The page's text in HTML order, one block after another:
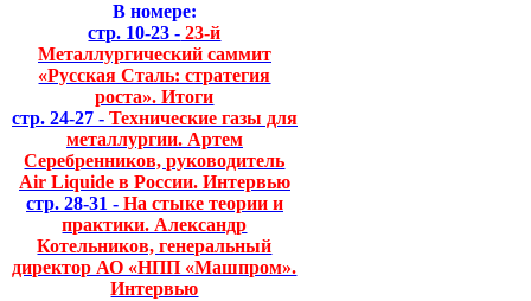
В номере:
стр. 10-23 - 23-й
Металлургический саммит
«Русская Сталь: стратегия
роста». Итоги
стр. 24-27 - Технические газы для
металлургии. Артем
Серебренников, руководитель
Air Liquide в России. Интервью
стр. 28-31 - На стыке теории и
практики. Александр
Котельников, генеральный
директор АО «НПП «Машпром».
Интервью